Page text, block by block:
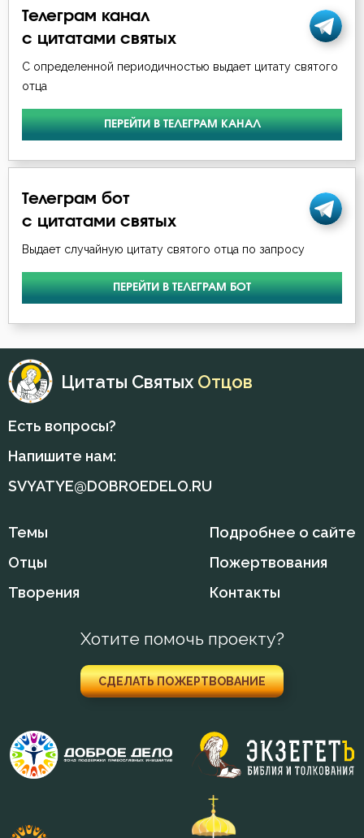
Телеграм канал
с цитатами святых
С определенной периодичностью выдает цитату святого
отца
ПЕРЕЙТИ В ТЕЛЕГРАМ КАНАЛ
Телеграм бот
с цитатами святых
Выдает случайную цитату святого отца по запросу
ПЕРЕЙТИ В ТЕЛЕГРАМ БОТ
Цитаты Святых Отцов
Есть вопросы?
Напишите нам:
SVYATYE@DOBROEDELO.RU
Темы
Отцы
Творения
Подробнее о сайте
Пожертвования
Контакты
Хотите помочь проекту?
СДЕЛАТЬ ПОЖЕРТВОВАНИЕ